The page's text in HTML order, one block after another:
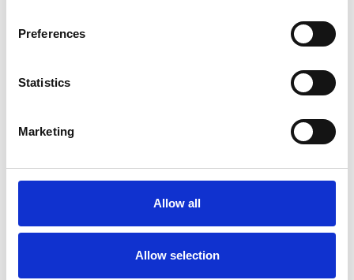
Preferences
Statistics
Marketing
Allow all
Allow selection